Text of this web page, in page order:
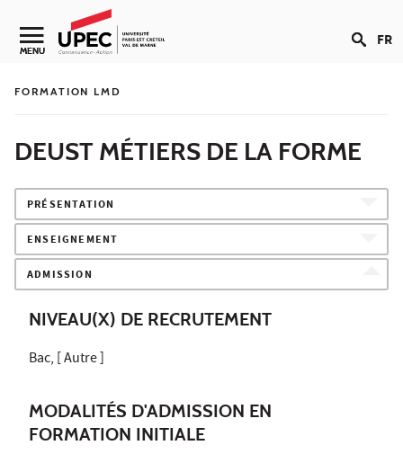
Aller au contenu
Navigation secondaire
MENU FR
FORMATION LMD
DEUST MÉTIERS DE LA FORME
PRÉSENTATION
ENSEIGNEMENT
ADMISSION
NIVEAU(X) DE RECRUTEMENT
Bac, [ Autre ]
MODALITÉS D'ADMISSION EN
FORMATION INITIALE